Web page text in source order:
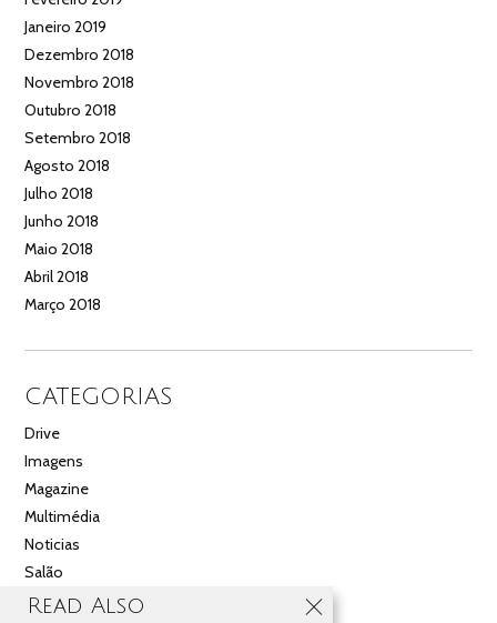
Janeiro 2019
Dezembro 2018
Novembro 2018
Outubro 2018
Setembro 2018
Agosto 2018
Julho 2018
Junho 2018
Maio 2018
Abril 2018
Março 2018
CATEGORIAS
Drive
Imagens
Magazine
Multimédia
Noticias
Salão
Videos
Read Also